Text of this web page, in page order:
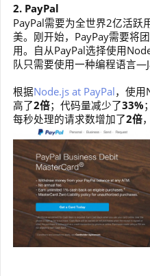
2. PayPal
PayPal需要为全世界2亿活跃
美。刚开始，PayPay需要将
用。自从PayPal选择使用
队只需要使用一种编程语言
根据Node.js at PayPal，使用
高了2倍；代码量减少了33%
每秒处理的请求数增加了2倍